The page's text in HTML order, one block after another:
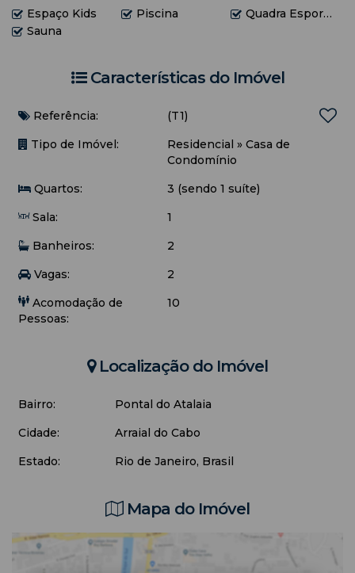
Espaço Kids Piscina
Quadra Esportiva
Sauna
Características do Imóvel
Referência:
(T1)
Tipo de Imóvel:
Residencial » Casa de
Condomínio
Quartos:
3 (sendo 1 suíte)
Sala:
1
Banheiros:
2
Vagas:
2
Acomodação de
Pessoas:
10
Localização do Imóvel
Bairro:
Pontal do Atalaia
Cidade:
Arraial do Cabo
Estado:
Rio de Janeiro, Brasil
Mapa do Imóvel